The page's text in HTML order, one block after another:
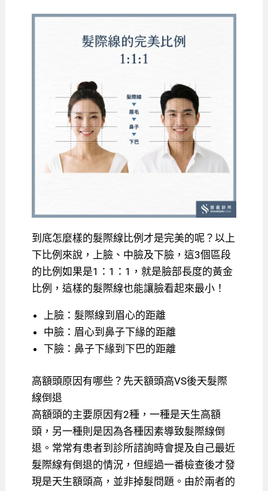
到底怎麼樣的髮際線比例才是完美的呢？以上
下比例來說，上臉、中臉及下臉，這3個區段
的比例如果是1：1：1，就是臉部長度的黃金
比例，這樣的髮際線也能讓臉看起來最小！
上臉：髮際線到眉心的距離
中臉：眉心到鼻子下緣的距離
下臉：鼻子下緣到下巴的距離
高額頭原因有哪些？先天額頭高VS後天髮際
線倒退
高額頭的主要原因有2種，一種是天生高額
頭，另一種則是因為各種因素導致髮際線倒
退。常常有患者到診所諮詢時會提及自己最近
髮際線有倒退的情況，但經過一番檢查後才發
現是天生額頭高，並非掉髮問題。由於兩者的